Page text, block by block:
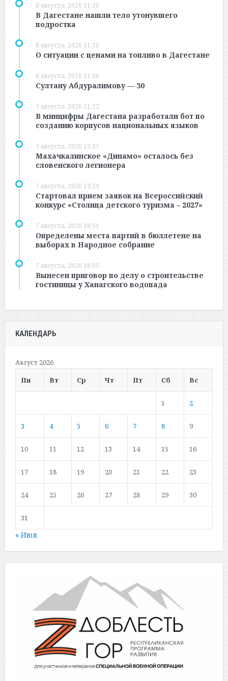
8 августа, 2026 11:30
В Дагестане нашли тело утонувшего
подростка
8 августа, 2026 11:30
О ситуации с ценами на топливо в Дагестане
8 августа, 2026 11:00
Султану Абдуралимову — 30
7 августа, 2026 21:22
В минцифры Дагестана разработали бот по
созданию корпусов национальных языков
7 августа, 2026 19:37
Махачкалинское «Динамо» осталось без
словенского легионера
7 августа, 2026 19:29
Стартовал прием заявок на Всероссийский
конкурс «Столица детского туризма – 2027»
7 августа, 2026 18:51
Определены места партий в бюллетене на
выборах в Народное собрание
7 августа, 2026 18:05
Вынесен приговор по делу о строительстве
гостиницы у Ханагского водопада
КАЛЕНДАРЬ
Август 2026
Пн
Вт Ср Чт Пт Сб Вс
1 2
3 4 5 6 7 8 9
10 11 12 13 14 15 16
17 18 19 20 21 22 23
24 25 26 27 28 29 30
31
« Июл